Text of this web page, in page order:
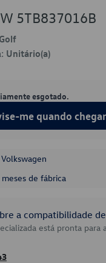
5TB837016B
Golf
Unitário(a)
esgotado.
me quando
de fábrica
a compatibilidade
está pronta para